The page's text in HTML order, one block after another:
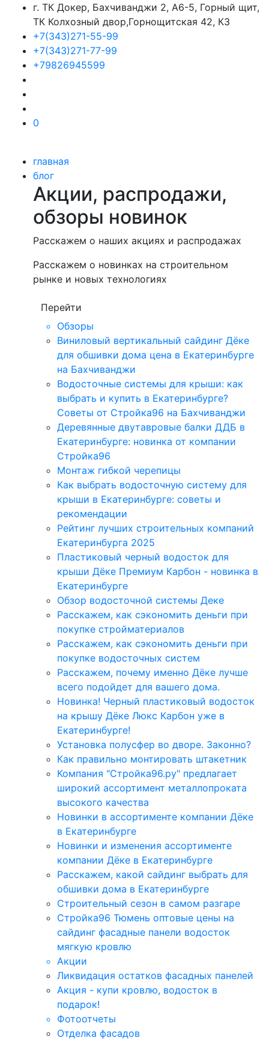
г. ТК Докер, Бахчиванджи 2, А6-5, Горный щит,
ТК Колхозный двор,Горнощитская 42, К3
+7(343)271-55-99
+7(343)271-77-99
+79826945599
0
главная
блог
Акции, распродажи,
обзоры новинок
Расскажем о наших акциях и распродажах
Расскажем о новинках на строительном
рынке и новых технологиях
Перейти
Обзоры
Виниловый вертикальный сайдинг Дёке
для обшивки дома цена в Екатеринбурге
на Бахчиванджи
Водосточные системы для крыши: как
выбрать и купить в Екатеринбурге?
Советы от Стройка96 на Бахчиванджи
Деревянные двутавровые балки ДДБ в
Екатеринбурге: новинка от компании
Стройка96
Монтаж гибкой черепицы
Как выбрать водосточную систему для
крыши в Екатеринбурге: советы и
рекомендации
Рейтинг лучших строительных компаний
Екатеринбурга 2025
Пластиковый черный водосток для
крыши Дёке Премиум Карбон - новинка в
Екатеринбурге
Обзор водосточной системы Деке
Расскажем, как сэкономить деньги при
покупке стройматериалов
Расскажем, как сэкономить деньги при
покупке водосточных систем
Расскажем, почему именно Дёке лучше
всего подойдет для вашего дома.
Новинка! Черный пластиковый водосток
на крышу Дёке Люкс Карбон уже в
Екатеринбурге!
Установка полусфер во дворе. Законно?
Как правильно монтировать штакетник
Компания "Стройка96.ру" предлагает
широкий ассортимент металлопроката
высокого качества
Новинки в ассортименте компании Дёке
в Екатеринбурге
Новинки и изменения ассортименте
компании Дёке в Екатеринбурге
Расскажем, какой сайдинг выбрать для
обшивки дома в Екатеринбурге
Строительный сезон в самом разгаре
Стройка96 Тюмень оптовые цены на
сайдинг фасадные панели водосток
мягкую кровлю
Акции
Ликвидация остатков фасадных панелей
Акция - купи кровлю, водосток в
подарок!
Фотоотчеты
Отделка фасадов